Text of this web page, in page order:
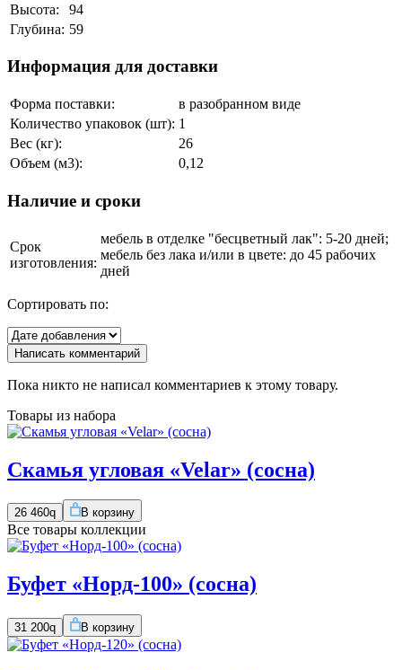
Высота:
94
Глубина: 59
Информация для доставки
Форма поставки:
в разобранном виде
Количество упаковок (шт): 1
Вес (кг):
26
Объем (м3):
0,12
Наличие и сроки
Срок
изготовления:
мебель в отделке "бесцветный лак": 5-20 дней;
мебель без лака и/или в цвете: до 45 рабочих
дней
Сортировать по:
Написать комментарий
Пока никто не написал комментариев к этому товару.
Товары из набора
Скамья угловая «Velar» (сосна)
26 460q В корзину
Все товары коллекции
Буфет «Норд-100» (сосна)
31 200q В корзину